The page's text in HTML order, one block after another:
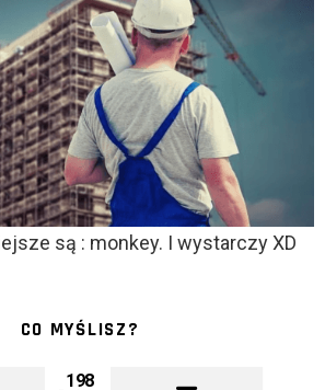
są : monkey. I wystarczy XD
CO MYŚLISZ?
198